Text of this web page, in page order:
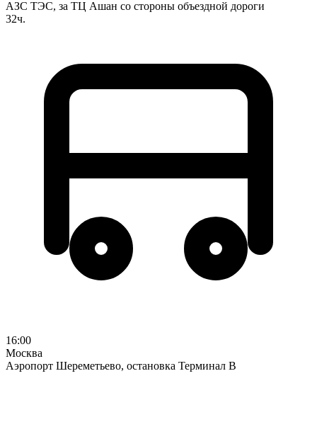
АЗС ТЭС, за ТЦ Ашан со стороны объездной дороги
32ч.
16:00
Москва
Аэропорт Шереметьево, остановка Терминал В